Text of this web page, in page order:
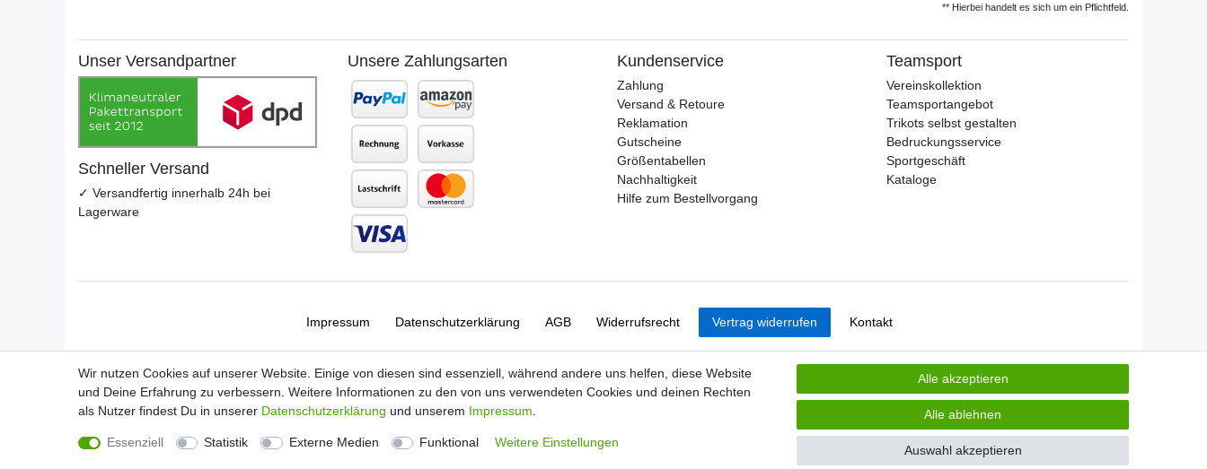
** Hierbei handelt es sich um ein Pflichtfeld.
Unser Versandpartner
Schneller Versand
✓ Versandfertig innerhalb 24h bei
Lagerware
Unsere Zahlungsarten Kundenservice
Zahlung
Versand & Retoure
Reklamation
Gutscheine
Größentabellen
Nachhaltigkeit
Hilfe zum Bestellvorgang
Teamsport
Vereinskollektion
Teamsportangebot
Trikots selbst gestalten
Bedruckungsservice
Sportgeschäft
Kataloge
Impressum Daten­schutz­erklärung AGB Widerrufs­recht Vertrag widerrufen Kontakt
Wir nutzen Cookies auf unserer Website. Einige von diesen sind essenziell, während andere uns helfen, diese Website
und Deine Erfahrung zu verbessern. Weitere Informationen zu den von uns verwendeten Cookies und deinen Rechten
als Nutzer findest Du in unserer Daten­schutz­erklärung und unserem Impressum
Essenziell Statistik Externe Medien Funktional Weitere Einstellungen
Alle akzeptieren
Alle ablehnen
Auswahl akzeptieren